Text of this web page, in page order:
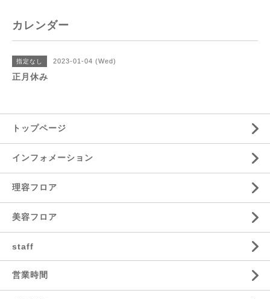
カレンダー
指定なし 2023-01-04 (Wed)
正月休み
トップページ
インフォメーション
理容フロア
美容フロア
staff
営業時間